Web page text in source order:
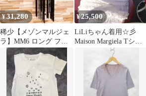
¥31,280
稀少【メゾンマルジェ
ラ】MM6 ロング フリ
ンジ ノースリーブ カッ
トソー 黒
¥25,500
LiLiちゃん着用☆彡
Maison Margiela Tシャ